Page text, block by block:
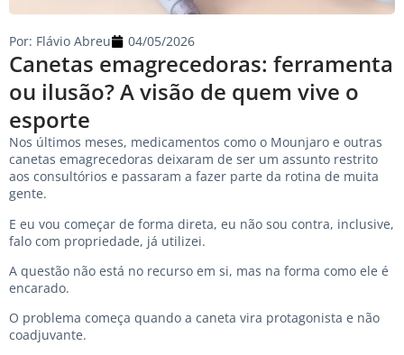
Canetas emagrecedoras: ferramenta
ou ilusão? A visão de quem vive o
esporte
Por: Flávio Abreu 04/05/2026
Nos últimos meses, medicamentos como o Mounjaro e outras
canetas emagrecedoras deixaram de ser um assunto restrito
aos consultórios e passaram a fazer parte da rotina de muita
gente.
E eu vou começar de forma direta, eu não sou contra, inclusive,
falo com propriedade, já utilizei.
A questão não está no recurso em si, mas na forma como ele é
encarado.
O problema começa quando a caneta vira protagonista e não
coadjuvante.